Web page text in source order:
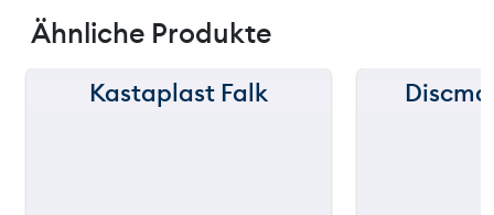
Ähnliche Produkte
150 m
Kastaplast Falk 150 m